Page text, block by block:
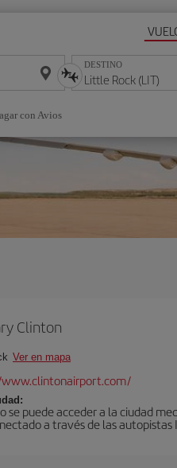
DESTINO
con Avios
Clinton
Ver en mapa
se puede acceder a la ciudad
a través de las